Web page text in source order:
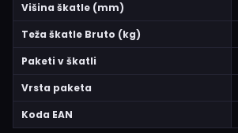
Višina škatle (mm)
Teža škatle Bruto (kg)
Paketi v škatli
Vrsta paketa
Koda EAN